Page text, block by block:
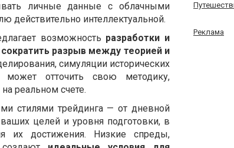
личные данные с облачными
действительно интеллектуальной.
возможность разработки и
сократить разрыв между теорией и
симуляции исторических
отточить свою методику,
реальном счете.
стилями трейдинга — от дневной
целей и уровня подготовки, в
их достижения. Низкие спреды,
Реклама